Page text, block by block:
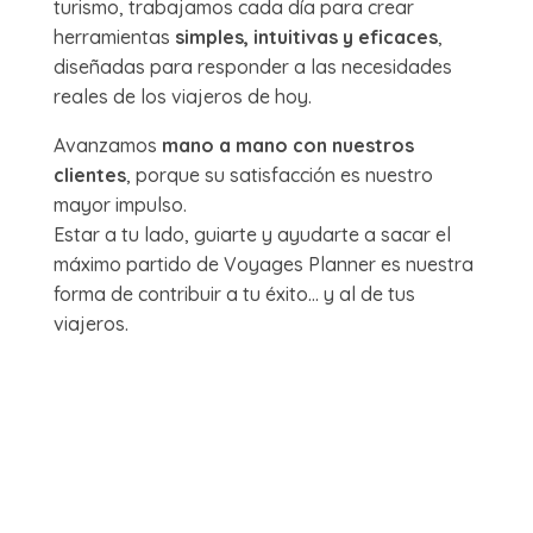
turismo, trabajamos cada día para crear
herramientas simples, intuitivas y eficaces,
diseñadas para responder a las necesidades
reales de los viajeros de hoy.
Avanzamos mano a mano con nuestros
clientes, porque su satisfacción es nuestro
mayor impulso.
Estar a tu lado, guiarte y ayudarte a sacar el
máximo partido de Voyages Planner es nuestra
forma de contribuir a tu éxito… y al de tus
viajeros.